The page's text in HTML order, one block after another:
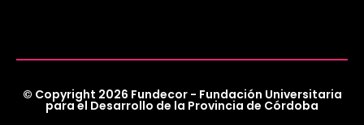
© Copyright 2026 Fundecor - Fundación Universitaria
para el Desarrollo de la Provincia de Córdoba